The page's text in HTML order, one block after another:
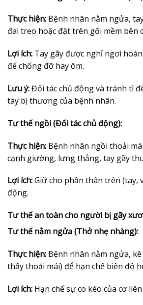
Thực hiện: Bệnh nhân nằm ngửa,
đai treo hoặc đặt trên gối mềm bên
Lợi ích: Tay gãy được nghỉ ngơi
để chống đỡ hay ôm.
Lưu ý:Đối tác chủ động và tránh tì
tay bị thương của bệnh nhân.
Tư thế ngồi (Đối tác chủ động):
Thực hiện: Bệnh nhân ngồi thoải
cạnh giường, lưng thẳng, tay gãy
Lợi ích:Giữ cho phần thân trên (tay,
động.
Tư thế an toàn cho người bị gãy
Tư thế nằm ngửa (Thở nhẹ nhàng):
Thực hiện: Bệnh nhân nằm ngửa,
thấy thoải mái) để hạn chế biên độ
Lợi ích: Hạn chế sự co kéo của cơ